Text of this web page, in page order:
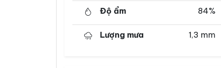
Độ ẩm 84%
Lượng mưa 1,3 mm